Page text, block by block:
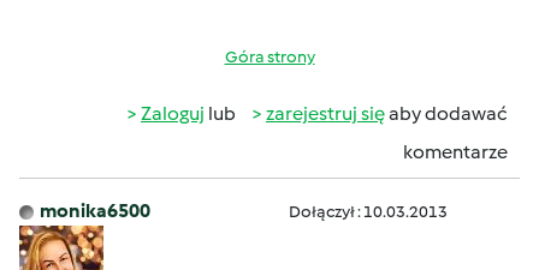
Góra strony
Zaloguj lub zarejestruj sięaby dodawać
komentarze
monika6500 Dołączył : 10.03.2013